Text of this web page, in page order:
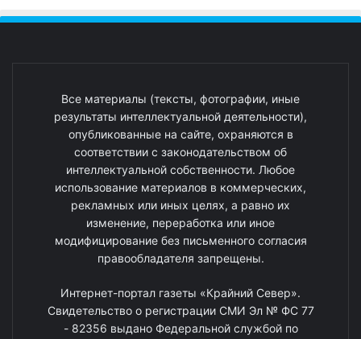
Все материалы (тексты, фотографии, иные
результаты интеллектуальной деятельности),
опубликованные на сайте, охраняются в
соответствии с законодательством об
интеллектуальной собственности. Любое
использование материалов в коммерческих,
рекламных или иных целях, а равно их
изменение, переработка или иное
модифицирование без письменного согласия
правообладателя запрещены.
Интернет-портал газеты «Крайний Север».
Свидетельство о регистрации СМИ Эл № ФС 77
- 82356 выдано Федеральной службой по